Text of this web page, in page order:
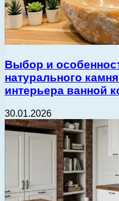
Выбор и
натурального
интерьера ванной
30.01.2026